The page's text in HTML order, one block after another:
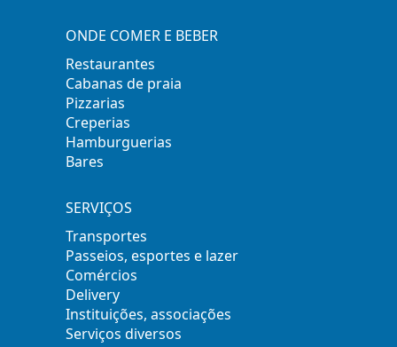
ONDE COMER E BEBER
Restaurantes
Cabanas de praia
Pizzarias
Creperias
Hamburguerias
Bares
SERVIÇOS
Transportes
Passeios, esportes e lazer
Comércios
Delivery
Instituições, associações
Serviços diversos